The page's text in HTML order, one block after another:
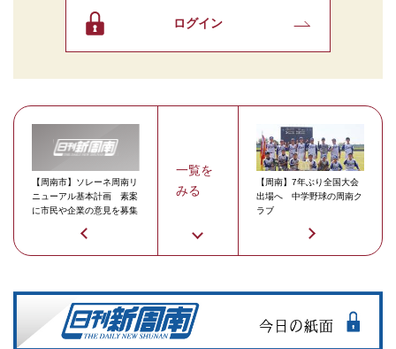
ログイン
【周南市】ソレーネ周南リ
ニューアル基本計画 素案
に市民や企業の意見を募集
一覧を
みる
【周南】7年ぶり全国大会
出場へ 中学野球の周南ク
ラブ